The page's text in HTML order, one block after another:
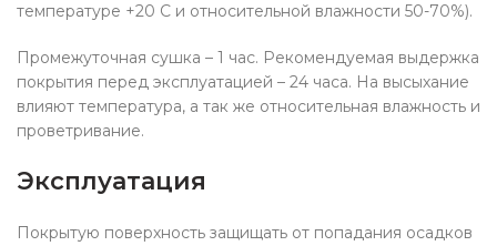
температуре +20 С и относительной влажности 50-70%).
Промежуточная сушка – 1 час. Рекомендуемая выдержка
покрытия перед эксплуатацией – 24 часа. На высыхание
влияют температура, а так же относительная влажность и
проветривание.
Эксплуатация
Покрытую поверхность защищать от попадания осадков